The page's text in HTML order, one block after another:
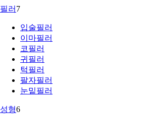
필러 7
입술필러
이마필러
코필러
귀필러
턱필러
팔자필러
눈밑필러
성형6